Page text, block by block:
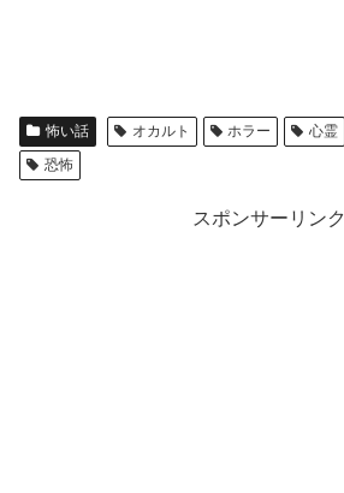
怖い話 オカルト ホラー 心霊
恐怖
スポンサーリンク